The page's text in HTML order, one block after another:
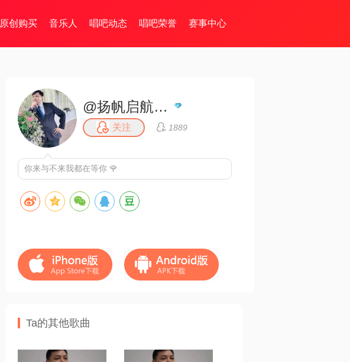
原创购买 音乐人 唱吧动态 唱吧荣誉 赛事中心
@扬帆启航…海内存已
关注 1889
你来与不来我都在等你 🌹
Ta的其他歌曲